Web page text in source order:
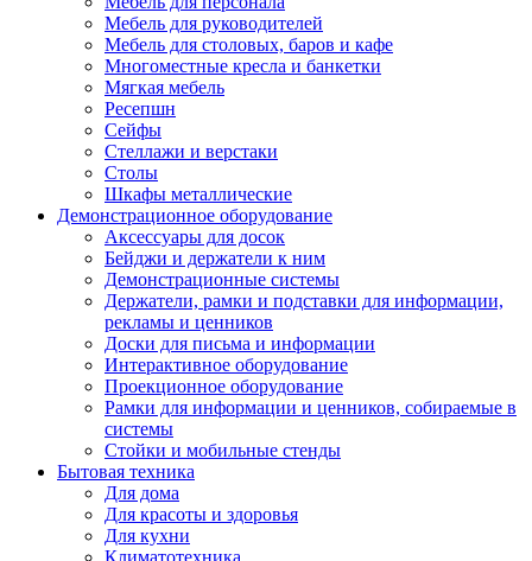
Мебель для руководителей
Мебель для столовых, баров и кафе
Многоместные кресла и банкетки
Мягкая мебель
Ресепшн
Сейфы
Стеллажи и верстаки
Столы
Шкафы металлические
Демонстрационное оборудование
Аксессуары для досок
Бейджи и держатели к ним
Демонстрационные системы
Держатели, рамки и подставки для информации,
рекламы и ценников
Доски для письма и информации
Интерактивное оборудование
Проекционное оборудование
Рамки для информации и ценников, собираемые в
системы
Стойки и мобильные стенды
Бытовая техника
Для дома
Для красоты и здоровья
Для кухни
Климатотехника